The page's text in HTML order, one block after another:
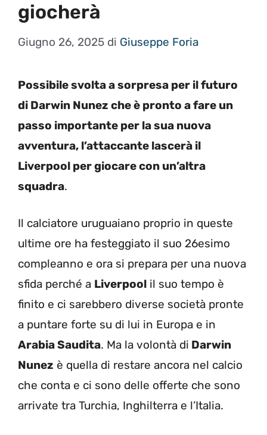
giocherà
Giugno 26, 2025 di Giuseppe Foria
Possibile svolta a sorpresa per il futuro
di Darwin Nunez che è pronto a fare un
passo importante per la sua nuova
avventura, l’attaccante lascerà il
Liverpool per giocare con un’altra
squadra.
Il calciatore uruguaiano proprio in queste
ultime ore ha festeggiato il suo 26esimo
compleanno e ora si prepara per una nuova
sfida perché a Liverpool il suo tempo è
finito e ci sarebbero diverse società pronte
a puntare forte su di lui in Europa e in
Arabia Saudita. Ma la volontà di Darwin
Nunez è quella di restare ancora nel calcio
che conta e ci sono delle offerte che sono
arrivate tra Turchia, Inghilterra e l’Italia.